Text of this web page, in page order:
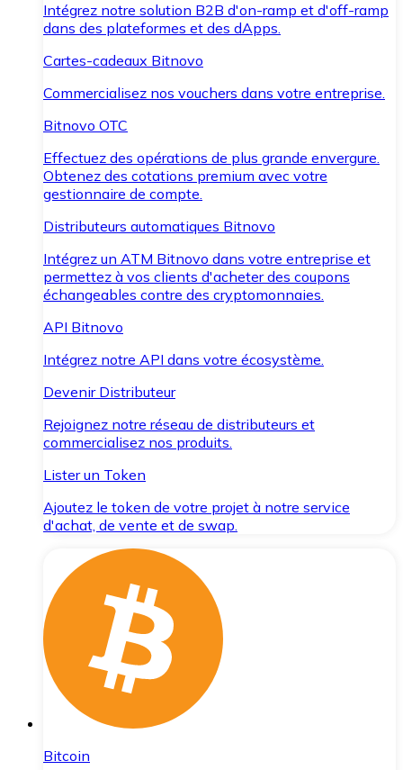
Intégrez notre solution B2B d'on-ramp et d'off-ramp
dans des plateformes et des dApps.
Cartes-cadeaux Bitnovo
Commercialisez nos vouchers dans votre entreprise.
Bitnovo OTC
Effectuez des opérations de plus grande envergure.
Obtenez des cotations premium avec votre
gestionnaire de compte.
Distributeurs automatiques Bitnovo
Intégrez un ATM Bitnovo dans votre entreprise et
permettez à vos clients d'acheter des coupons
échangeables contre des cryptomonnaies.
API Bitnovo
Intégrez notre API dans votre écosystème.
Devenir Distributeur
Rejoignez notre réseau de distributeurs et
commercialisez nos produits.
Lister un Token
Ajoutez le token de votre projet à notre service
d'achat, de vente et de swap.
Bitcoin